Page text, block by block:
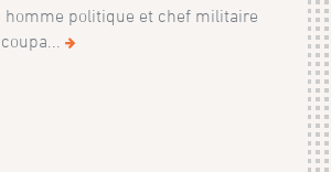
homme politique et chef militaire